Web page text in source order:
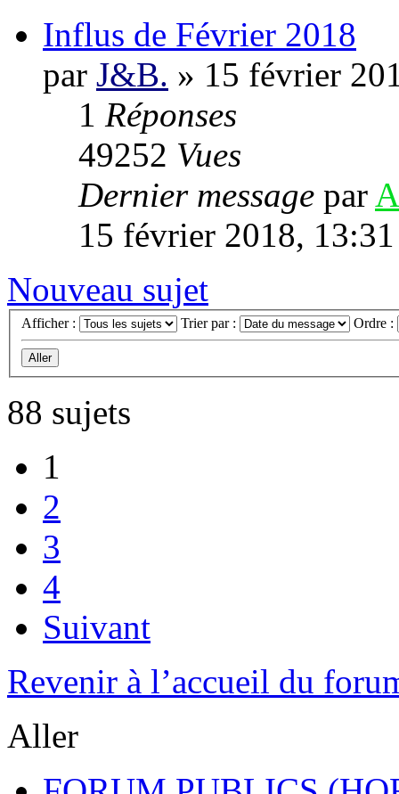
Influs de Février 2018
par J&B. » 15 février
1 Réponses
49252 Vues
Dernier message par
15 février 2018, 13:31
Nouveau sujet
Afficher : Trier par : Ordre :
88 sujets
1
2
3
4
Suivant
Revenir à l’accueil du
Aller